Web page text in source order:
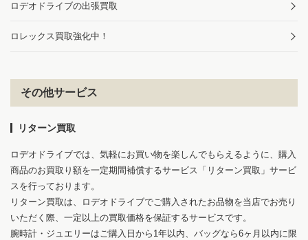
ロデオドライブの出張買取
ロレックス買取強化中！
その他サービス
リターン買取
ロデオドライブでは、気軽にお買い物を楽しんでもらえるように、購入
商品のお買取り額を一定期間補償するサービス「リターン買取」サービ
スを行っております。
リターン買取は、ロデオドライブでご購入されたお品物を当店でお売り
いただく際、一定以上の買取価格を保証するサービスです。
腕時計・ジュエリーはご購入日から1年以内、バッグなら6ヶ月以内に限